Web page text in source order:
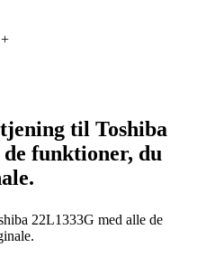
+
til Toshiba
funktioner, du
22L1333G med alle de